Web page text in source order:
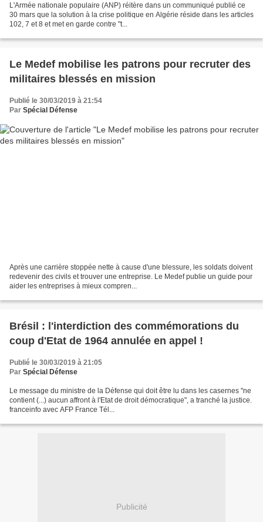
L'Armée nationale populaire (ANP) réitère dans un communiqué publié ce
30 mars que la solution à la crise politique en Algérie réside dans les articles
102, 7 et 8 et met en garde contre "t...
Le Medef mobilise les patrons pour recruter des
militaires blessés en mission
Publié le 30/03/2019 à 21:54
Par Spécial Défense
Après une carrière stoppée nette à cause d'une blessure, les soldats doivent
redevenir des civils et trouver une entreprise. Le Medef publie un guide pour
aider les entreprises à mieux compren...
Brésil : l'interdiction des commémorations du
coup d'Etat de 1964 annulée en appel !
Publié le 30/03/2019 à 21:05
Par Spécial Défense
Le message du ministre de la Défense qui doit être lu dans les casernes "ne
contient (...) aucun affront à l'Etat de droit démocratique", a tranché la justice.
franceinfo avec AFP France Tél...
Publicité